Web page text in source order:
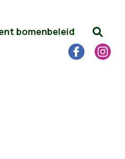
bomenbeleid